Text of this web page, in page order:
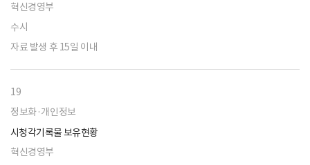
혁신경영부
수시
자료 발생 후 15일 이내
19
정보화·개인정보
시청각기록물 보유현황
혁신경영부